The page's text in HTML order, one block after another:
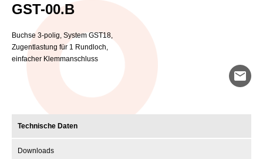
GST-00.B
Buchse 3-polig, System GST18,
Zugentlastung für 1 Rundloch,
einfacher Klemmanschluss
mail
Technische Daten
Downloads